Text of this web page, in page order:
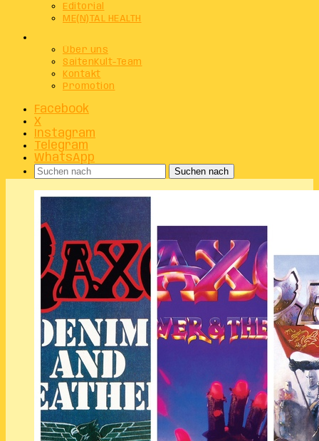
Editorial
ME(N)TAL HEALTH
Über uns
SaitenKult-Team
Kontakt
Promotion
Facebook
X
Instagram
Telegram
WhatsApp
Suchen nach